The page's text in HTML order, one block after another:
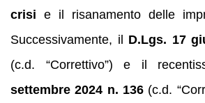
crisi e il risanamento delle
Successivamente, il D.Lgs. 17
(c.d. “Correttivo”) e il
settembre 2024 n. 136 (c.d.